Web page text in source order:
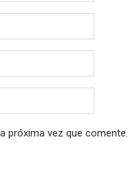
próxima vez que comente.